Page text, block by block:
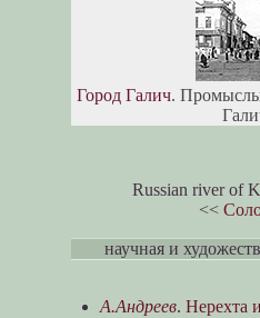
Город Галич.
Russian river of
<<
научная и
А.Андреев. Нерехта